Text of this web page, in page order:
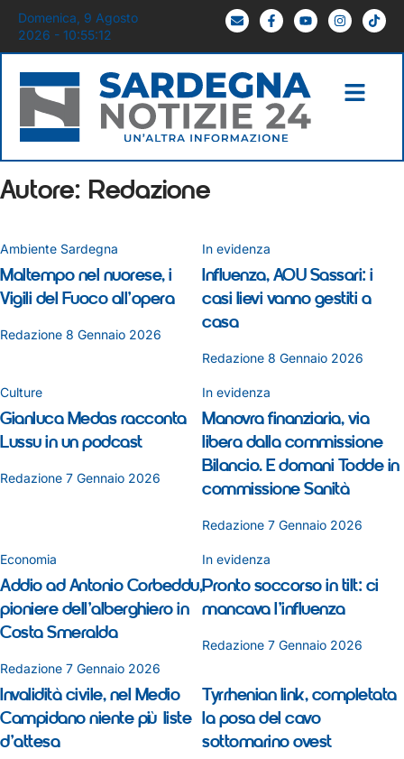
Domenica, 9 Agosto
2026 - 10:55:12
Autore: Redazione
Ambiente Sardegna
Maltempo nel nuorese, i
Vigili del Fuoco all’opera
Redazione 8 Gennaio 2026
In evidenza
Influenza, AOU Sassari: i
casi lievi vanno gestiti a
casa
Redazione 8 Gennaio 2026
Culture
Gianluca Medas racconta
Lussu in un podcast
Redazione 7 Gennaio 2026
In evidenza
Manovra finanziaria, via
libera dalla commissione
Bilancio. E domani Todde in
commissione Sanità
Redazione 7 Gennaio 2026
Economia
Addio ad Antonio Corbeddu,
pioniere dell’alberghiero in
Costa Smeralda
Redazione 7 Gennaio 2026
In evidenza
Pronto soccorso in tilt: ci
mancava l’influenza
Redazione 7 Gennaio 2026
Invalidità civile, nel Medio
Campidano niente più liste
d’attesa
Tyrrhenian link, completata
la posa del cavo
sottomarino ovest